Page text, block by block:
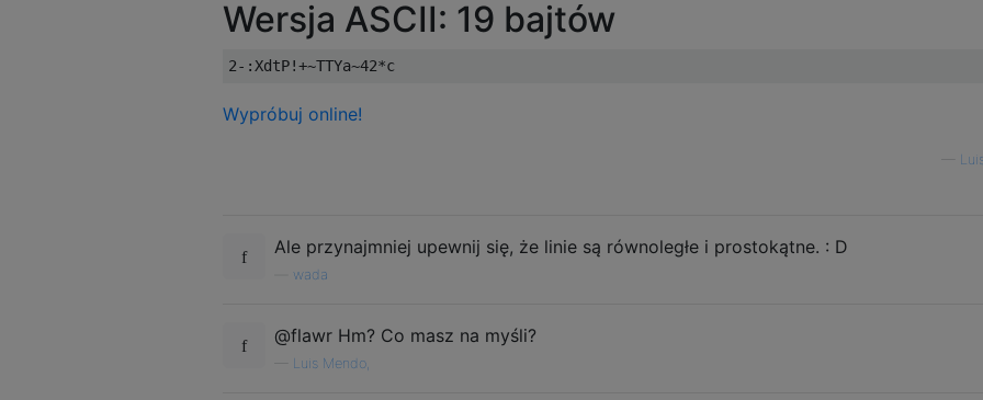
Wersja ASCII: 19 bajtów
Wypróbuj online!
Ale przynajmniej upewnij się, że linie są równoległe i prostokątne. : D
wada
@flawr Hm? Co masz na myśli?
Luis Mendo,